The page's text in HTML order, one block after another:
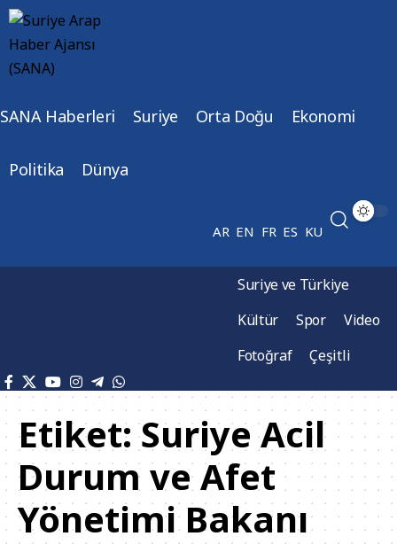
SANA Haberleri Suriye Orta Doğu Ekonomi
Politika Dünya
AR EN FR ES KU
Suriye ve Türkiye
Kültür
Spor
Video
Fotoğraf
Çeşitli
Etiket:Suriye Acil
Durum ve Afet
Yönetimi Bakanı